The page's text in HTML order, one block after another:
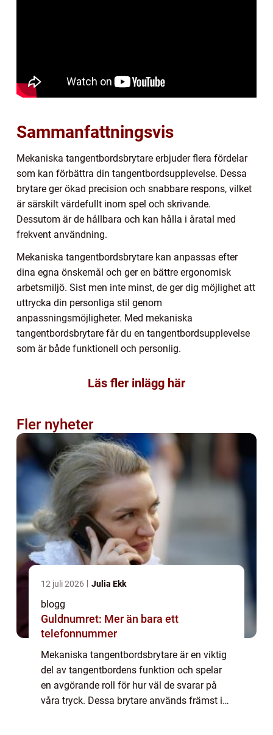
Sammanfattningsvis
Mekaniska tangentbordsbrytare erbjuder flera fördelar
som kan förbättra din tangentbordsupplevelse. Dessa
brytare ger ökad precision och snabbare respons, vilket
är särskilt värdefullt inom spel och skrivande.
Dessutom är de hållbara och kan hålla i åratal med
frekvent användning.
Mekaniska tangentbordsbrytare kan anpassas efter
dina egna önskemål och ger en bättre ergonomisk
arbetsmiljö. Sist men inte minst, de ger dig möjlighet att
uttrycka din personliga stil genom
anpassningsmöjligheter. Med mekaniska
tangentbordsbrytare får du en tangentbordsupplevelse
som är både funktionell och personlig.
Läs fler inlägg här
Fler nyheter
12 juli 2026 Julia Ekk
blogg
Guldnumret: Mer än bara ett
telefonnummer
Mekaniska tangentbordsbrytare är en viktig
del av tangentbordens funktion och spelar
en avgörande roll för hur väl de svarar på
våra tryck. Dessa brytare används främst i